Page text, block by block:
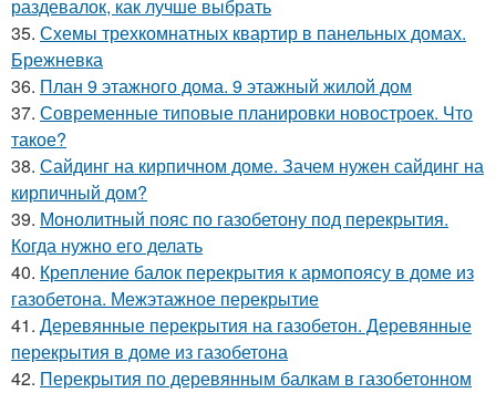
раздевалок, как лучше выбрать
35. Схемы трехкомнатных квартир в панельных домах.
Брежневка
36. План 9 этажного дома. 9 этажный жилой дом
37. Современные типовые планировки новостроек. Что
такое?
38. Сайдинг на кирпичном доме. Зачем нужен сайдинг на
кирпичный дом?
39. Монолитный пояс по газобетону под перекрытия.
Когда нужно его делать
40. Крепление балок перекрытия к армопоясу в доме из
газобетона. Межэтажное перекрытие
41. Деревянные перекрытия на газобетон. Деревянные
перекрытия в доме из газобетона
42. Перекрытия по деревянным балкам в газобетонном